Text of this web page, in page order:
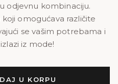
odjevnu kombinaciju.
omogućava različite
se vašim potrebama i
iz mode!
U KORPU